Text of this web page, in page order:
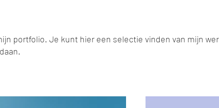
portfolio. Je kunt hier een selectie vinden van mijn